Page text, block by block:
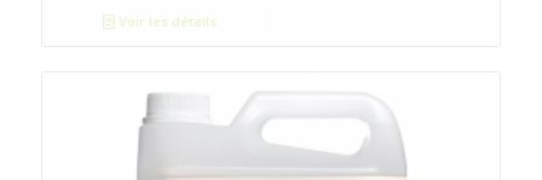
Voir les détails